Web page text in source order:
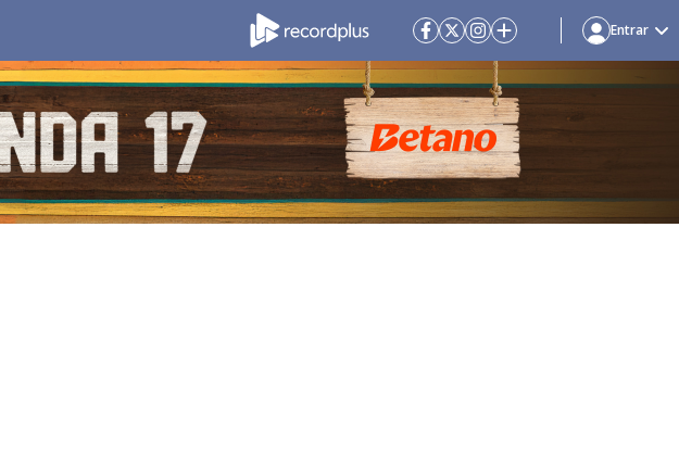
Entrar